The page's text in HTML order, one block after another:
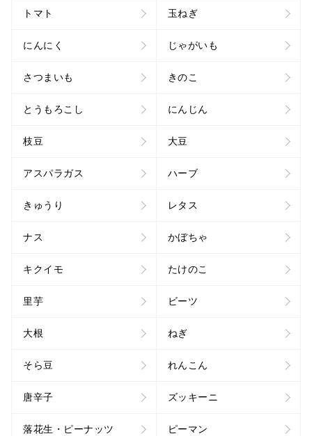
トマト 玉ねぎ
にんにく じゃがいも
さつまいも きのこ
とうもろこし にんじん
枝豆 大豆
アスパラガス ハーブ
きゅうり レタス
ナス かぼちゃ
キクイモ たけのこ
里芋 ビーツ
大根 ねぎ
そら豆 れんこん
唐辛子 ズッキーニ
落花生・ピーナッツ ピーマン